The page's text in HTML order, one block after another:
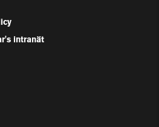
intranät